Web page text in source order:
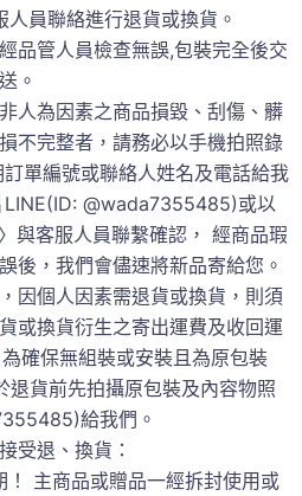
員聯絡進行退貨或換貨。
品管人員檢查無誤,包裝完全後交
。
人為因素之商品損毀、刮傷、髒
不完整者，請務必以手機拍照錄
單編號或聯絡人姓名及電話給我
LINE(ID: @wada7355485)或以
與客服人員聯繫確認， 經商品瑕
後，我們會儘速將新品寄給您。
因個人因素需退貨或換貨，則須
或換貨衍生之寄出運費及收回運
確保無組裝或安裝且為原包裝
退貨前先拍攝原包裝及內容物照
給我們。
受退、換貨：
！ 主商品或贈品一經拆封使用或